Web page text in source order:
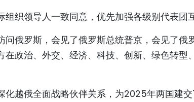
织领导人一致同意，优先加强各级别代表团
问俄罗斯，会见了俄罗斯总统普京，会见了俄
在政治、外交、经济、科技、创新、绿色转型
化越俄全面战略伙伴关系，为2025年两国建